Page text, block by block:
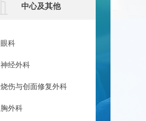
中心及其他
眼科
神经外科
烧伤与创面修复外科
胸外科